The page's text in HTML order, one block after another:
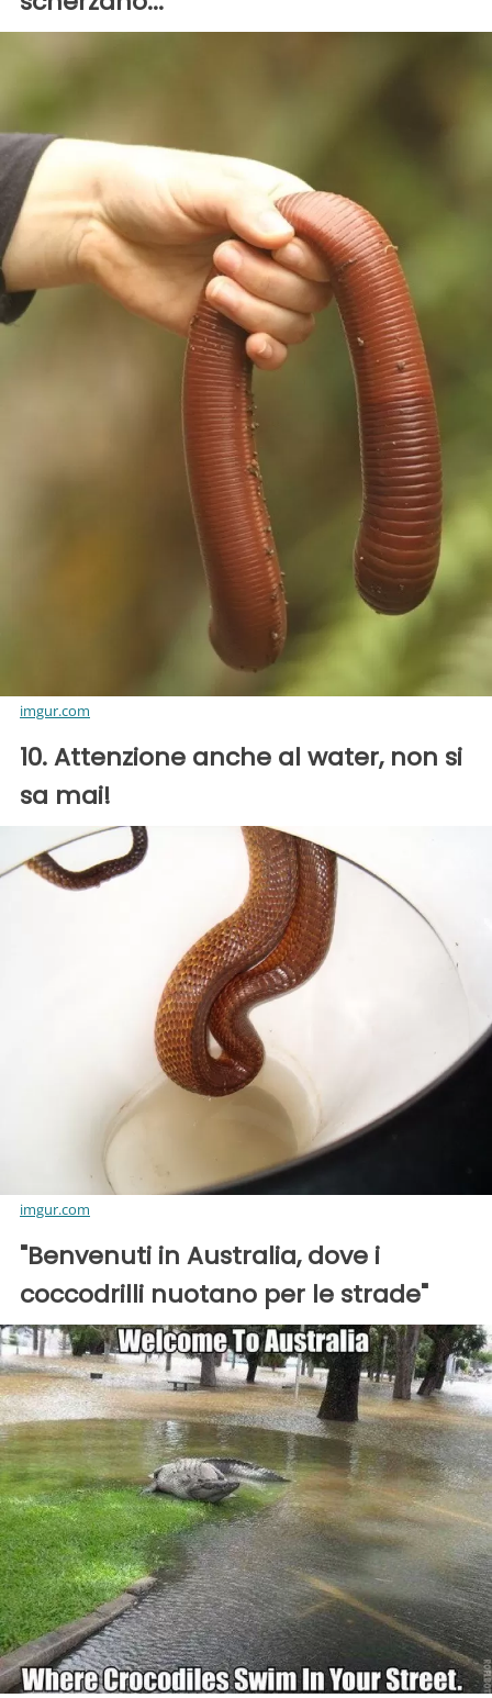
imgur.com
10. Attenzione anche al water, non si
sa mai!
imgur.com
"Benvenuti in Australia, dove i
coccodrilli nuotano per le strade"